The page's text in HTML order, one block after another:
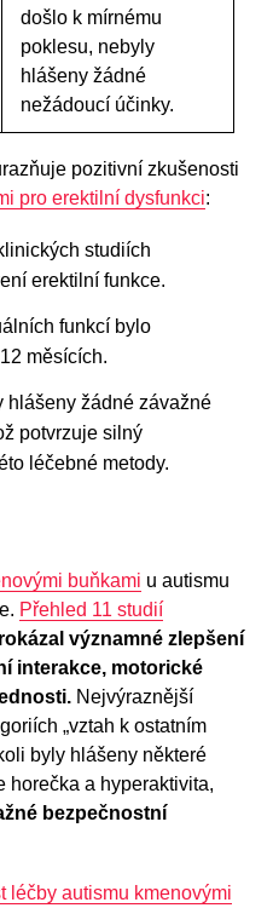
došlo k mírnému
poklesu, nebyly
hlášeny žádné
nežádoucí účinky.
pozitivní zkušenosti
pro erektilní dysfunkci:
studiích
erektilní funkce.
funkcí bylo
měsících.
hlášeny žádné závažné
potvrzuje silný
léčebné metody.
buňkami u autismu
Přehled 11 studií
významné zlepšení
interakce, motorické
Nejvýraznější
„vztah k ostatním
byly hlášeny některé
horečka a hyperaktivita,
bezpečnostní
léčby autismu kmenovými